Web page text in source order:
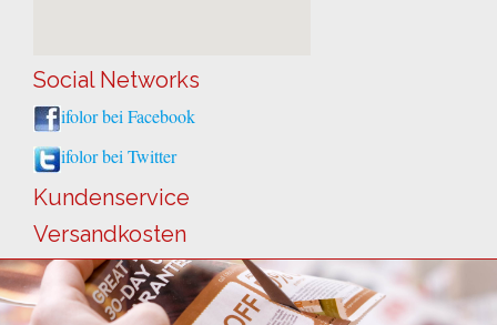
Social Networks
ifolor bei Facebook
ifolor bei Twitter
Kundenservice
Versandkosten